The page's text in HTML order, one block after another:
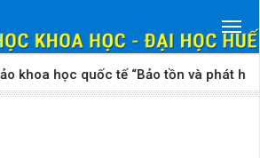
học quốc tế “Bảo tồn và phát huy